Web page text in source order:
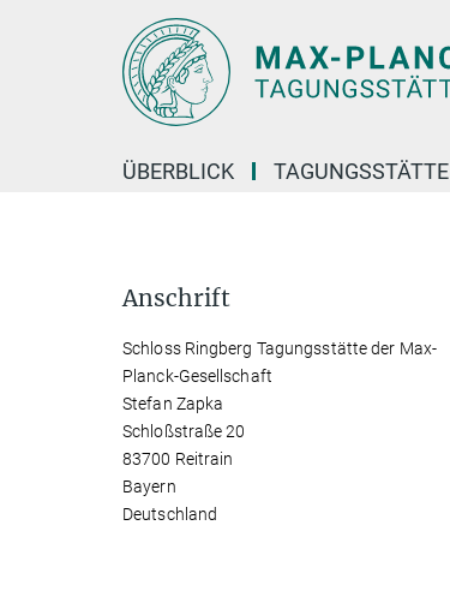
ÜBERBLICK TAGUNGSSTÄTTE
Anschrift
Schloss Ringberg Tagungsstätte der Max-
Planck-Gesellschaft
Stefan Zapka
Schloßstraße 20
83700 Reitrain
Bayern
Deutschland